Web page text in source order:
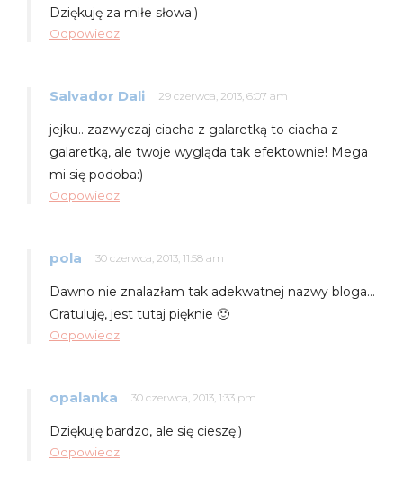
Dziękuję za miłe słowa:)
Odpowiedz
Salvador Dali 29 czerwca, 2013, 6:07 am
jejku.. zazwyczaj ciacha z galaretką to ciacha z
galaretką, ale twoje wygląda tak efektownie! Mega
mi się podoba:)
Odpowiedz
pola 30 czerwca, 2013, 11:58 am
Dawno nie znalazłam tak adekwatnej nazwy bloga…
Gratuluję, jest tutaj pięknie 🙂
Odpowiedz
opalanka 30 czerwca, 2013, 1:33 pm
Dziękuję bardzo, ale się cieszę:)
Odpowiedz